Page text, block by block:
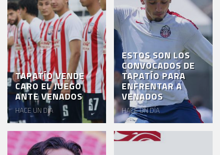
TAPATÍO VENDE
CARO EL JUEGO
ANTE VENADOS
HACE UN DÍA
ESTOS SON LOS
CONVOCADOS DE
TAPATÍO PARA
ENFRENTAR A
VENADOS
HACE UN DÍA